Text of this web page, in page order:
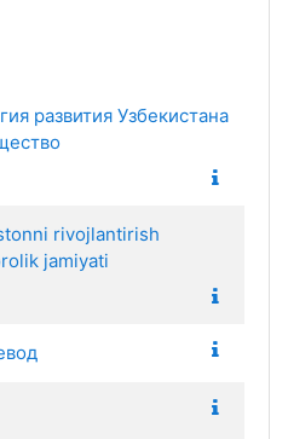
развития Узбекистана
rivojlantirish
jamiyati